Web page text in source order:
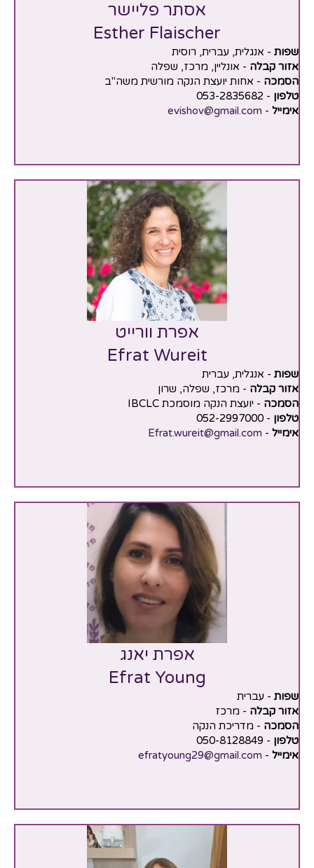
אסתר פליישר
Esther Flaischer
שפות - אנגלית, עברית, רוסית
אזור קבלה - אונליין, מרכז, שפלה
הסמכה - אחות יועצת הנקה מורשית משה"ב
טלפון - 053-2835682
אימייל -
evishov@gmail.com
אפרת וורייט
Efrat Wureit
שפות - אנגלית, עברית
אזור קבלה - מרכז, שפלה, שרון
הסמכה - יועצת הנקה מוסמכת IBCLC
טלפון - 052-2997000
אימייל -
Efrat.wureit@gmail.com
אפרת יאנג
Efrat Young
שפות - עברית
אזור קבלה - מרכז
הסמכה - מדריכת הנקה
טלפון - 050-8128849
אימייל -
efratyoung29@gmail.com